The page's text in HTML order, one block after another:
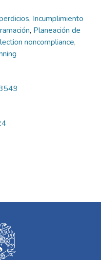
, Incumplimiento
, Planeación de
noncompliance,